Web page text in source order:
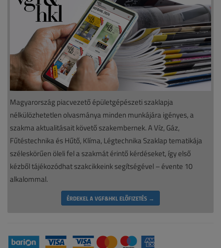
Magyarország piacvezető épületgépészeti szaklapja
nélkülözhetetlen olvasmánya minden munkájára igényes, a
szakma aktualitásait követő szakembernek. A Víz, Gáz,
Fűtéstechnika és Hűtő, Klíma, Légtechnika Szaklap tematikája
széleskörűen öleli fel a szakmát érintő kérdéseket, így első
kézből tájékozódhat szakcikkeink segítségével – évente 10
alkalommal.
ÉRDEKEL A VGF&HKL ELŐFIZETÉS →